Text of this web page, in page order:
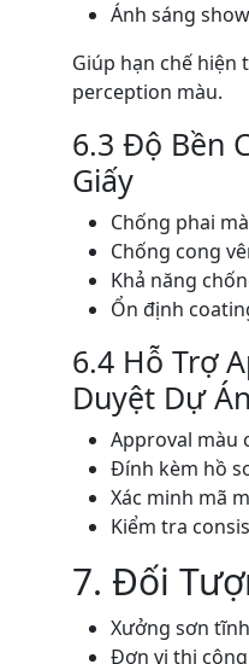
Ánh sáng
Giúp hạn chế hiện
perception màu.
6.3 Độ Bền
Giấy
Chống phai
Chống cong
Khả năng
Ổn định
6.4 Hỗ Trợ
Duyệt Dự Án
Approval màu
Đính kèm hồ
Xác minh mã
Kiểm tra
7. Đối
Xưởng sơn
Đơn vị thi